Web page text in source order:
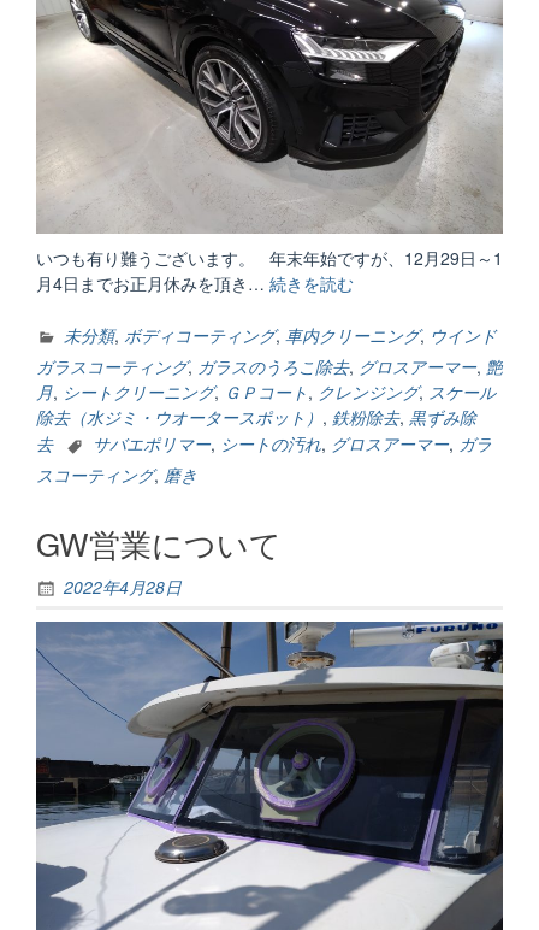
いつも有り難うございます。 年末年始ですが、12月29日～1
月4日までお正月休みを頂き… 続きを読む
年
始
お
知
ら
未分類, ボディコーティング, 車内クリーニング, ウインド
ガラスコーティング, ガラスのうろこ除去, グロスアーマー, 艶
月, シートクリーニング, ＧＰコート, クレンジング, スケール
除去（水ジミ・ウオータースポット） , 鉄粉除去, 黒ずみ除
去
サバエポリマー, シートの汚れ, グロスアーマー, ガラ
スコーティング, 磨き
GW営業について
2022年4月28日